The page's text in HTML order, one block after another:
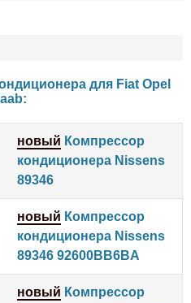
для Fiat Opel
:
новый Компрессор
кондиционера Nissens
89346
новый Компрессор
кондиционера Nissens
89346 92600BB6BA
новый Компрессор